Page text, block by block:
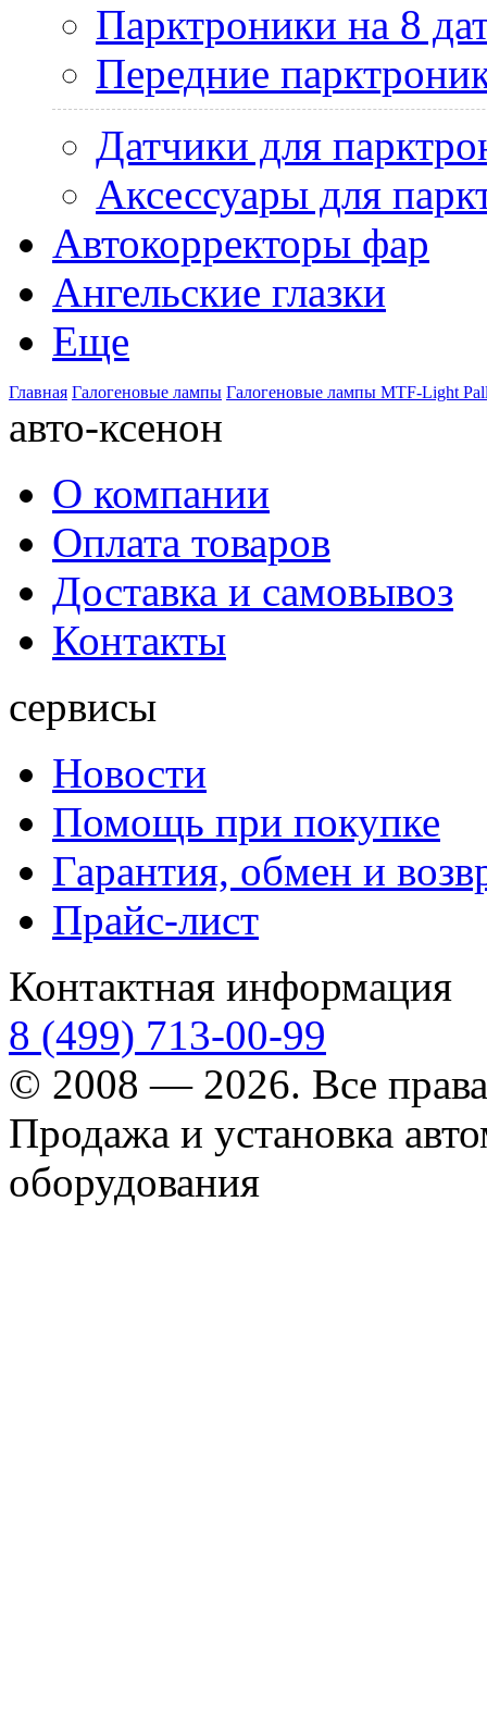
Парктроники на 8
Передние
Датчики для
Аксессуары для
Автокорректоры фар
Ангельские глазки
Еще
Главная Галогеновые лампы Галогеновые лампы MTF-Light
авто-ксенон
О компании
Оплата товаров
Доставка и самовывоз
Контакты
сервисы
Новости
Помощь при покупке
Гарантия, обмен и
Прайс-лист
Контактная информация
8 (499) 713-00-99
© 2008 — 2026. Все
Продажа и установка
оборудования